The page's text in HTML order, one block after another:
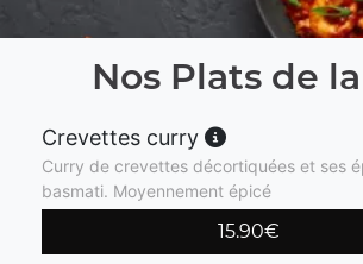
Nos Plats de
Crevettes curry
Curry de crevettes décortiquées et ses
basmati. Moyennement épicé
15.90€